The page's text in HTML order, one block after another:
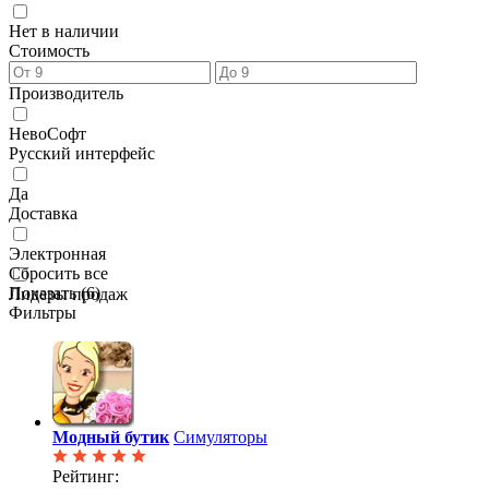
Нет в наличии
Стоимость
Производитель
НевоСофт
Русский интерфейс
Да
Доставка
Электронная
Лидеры продаж
Сбросить все
Показать (6)
Фильтры
Модный бутик Симуляторы
Рейтинг: